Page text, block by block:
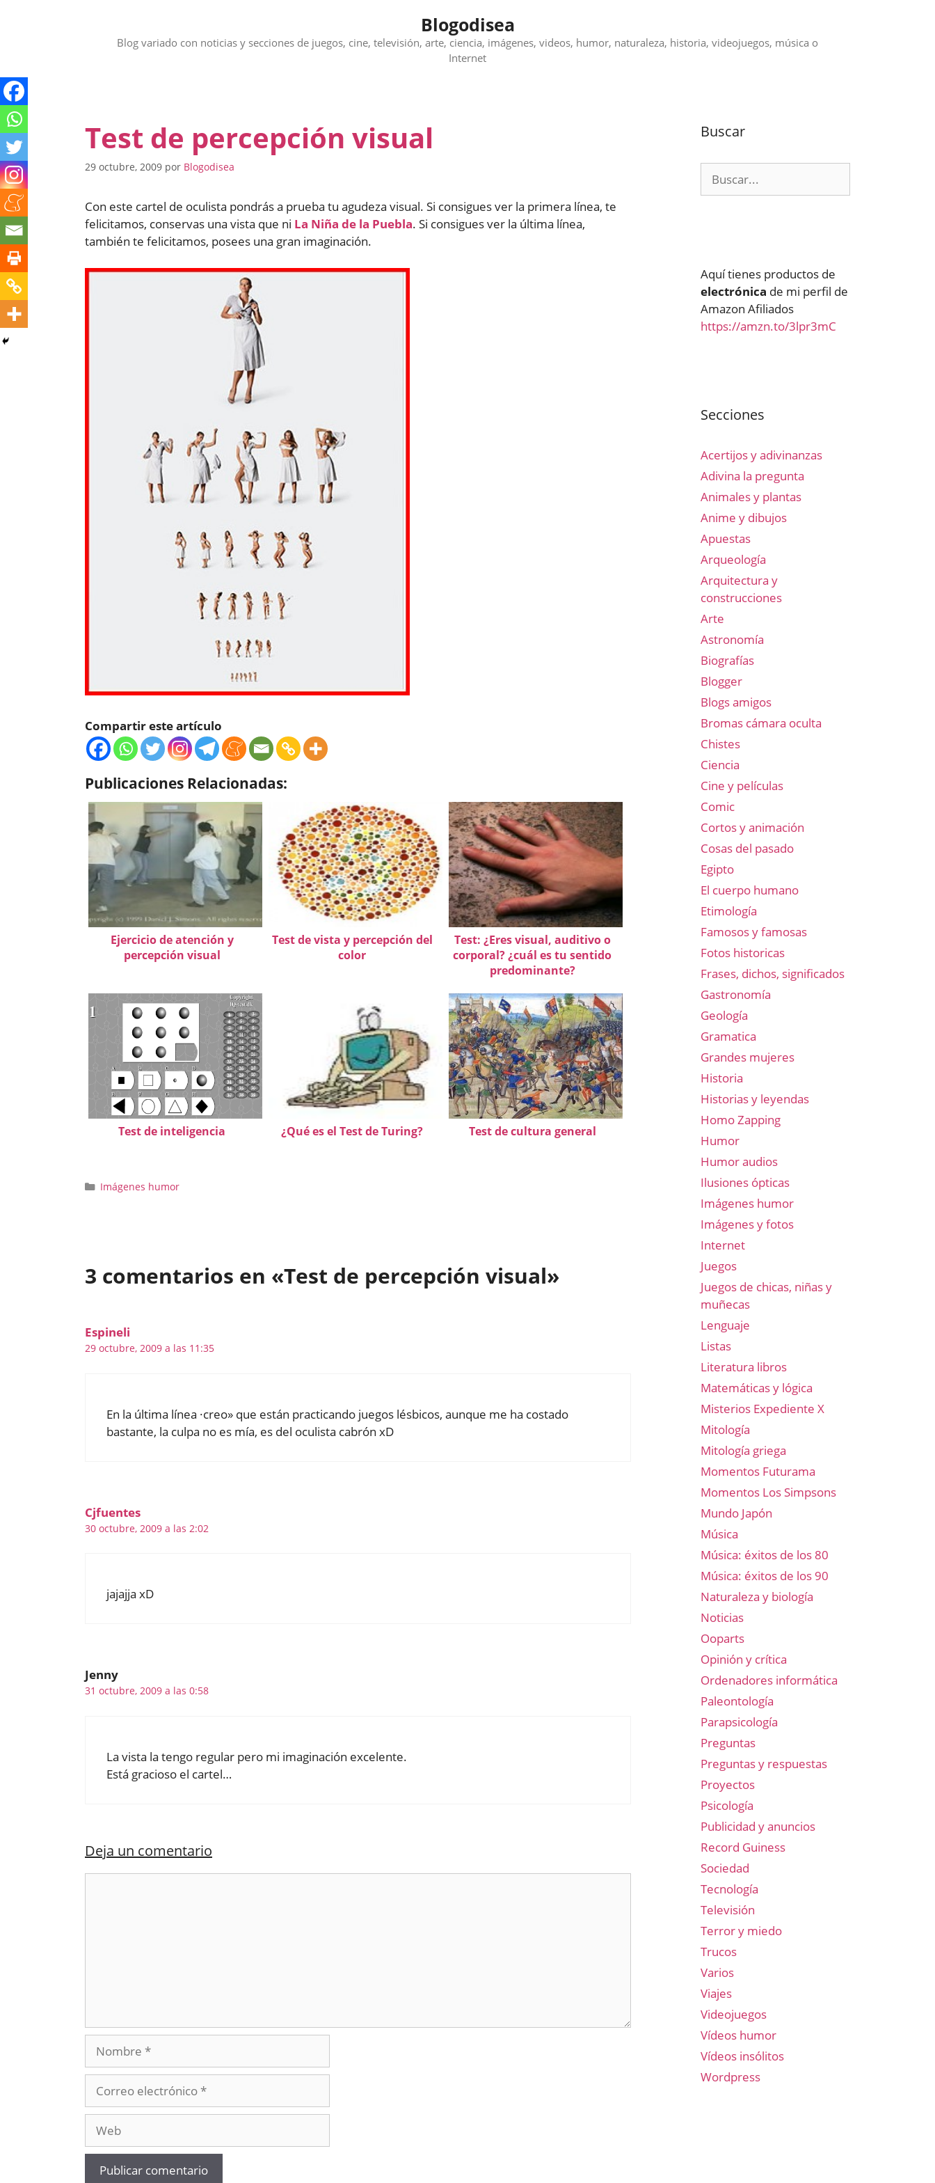
Blogodisea
Blog variado con noticias y secciones de juegos, cine, televisión, arte, ciencia, imágenes, videos, humor, naturaleza, historia, videojuegos, música o
Internet
Test de percepción visual
29 octubre, 2009 por Blogodisea
Con este cartel de oculista pondrás a prueba tu agudeza visual. Si consigues ver la primera línea, te
felicitamos, conservas una vista que ni La Niña de la Puebla. Si consigues ver la última línea,
también te felicitamos, posees una gran imaginación.
Compartir este artículo
Publicaciones Relacionadas:
Ejercicio de atención y
percepción visual
Test de vista y percepción del
color
Test: ¿Eres visual, auditivo o
corporal? ¿cuál es tu sentido
predominante?
Test de inteligencia ¿Qué es el Test de Turing? Test de cultura general
Categorías
Imágenes humor
3 comentarios en «Test de percepción visual»
Espineli
29 octubre, 2009 a las 11:35
En la última línea ·creo» que están practicando juegos lésbicos, aunque me ha costado
bastante, la culpa no es mía, es del oculista cabrón xD
Cjfuentes
30 octubre, 2009 a las 2:02
jajajja xD
Jenny
31 octubre, 2009 a las 0:58
La vista la tengo regular pero mi imaginación excelente.
Está gracioso el cartel…
Deja un comentario
Nombre
electrónico
Buscar
Aquí tienes productos de
electrónica de mi perfil de
Amazon Afiliados
https://amzn.to/3lpr3mC
Secciones
Acertijos y adivinanzas
Adivina la pregunta
Animales y plantas
Anime y dibujos
Apuestas
Arqueología
Arquitectura y
construcciones
Arte
Astronomía
Biografías
Blogger
Blogs amigos
Bromas cámara oculta
Chistes
Ciencia
Cine y películas
Comic
Cortos y animación
Cosas del pasado
Egipto
El cuerpo humano
Etimología
Famosos y famosas
Fotos historicas
Frases, dichos, significados
Gastronomía
Geología
Gramatica
Grandes mujeres
Historia
Historias y leyendas
Homo Zapping
Humor
Humor audios
Ilusiones ópticas
Imágenes humor
Imágenes y fotos
Internet
Juegos
Juegos de chicas, niñas y
muñecas
Lenguaje
Listas
Literatura libros
Matemáticas y lógica
Misterios Expediente X
Mitología
Mitología griega
Momentos Futurama
Momentos Los Simpsons
Mundo Japón
Música
Música: éxitos de los 80
Música: éxitos de los 90
Naturaleza y biología
Noticias
Ooparts
Opinión y crítica
Ordenadores informática
Paleontología
Parapsicología
Preguntas
Preguntas y respuestas
Proyectos
Psicología
Publicidad y anuncios
Record Guiness
Sociedad
Tecnología
Televisión
Terror y miedo
Trucos
Varios
Viajes
Videojuegos
Vídeos humor
Vídeos insólitos
Wordpress